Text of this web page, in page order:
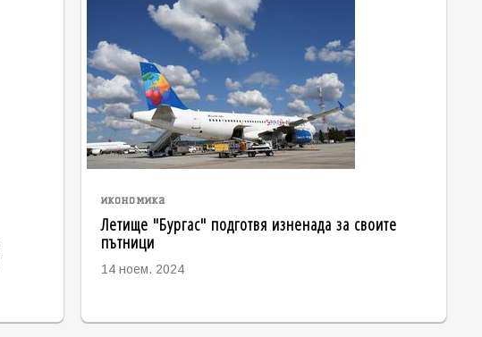
икономика
Летище "Бургас" подготвя изненада за своите
пътници
14 ноем. 2024